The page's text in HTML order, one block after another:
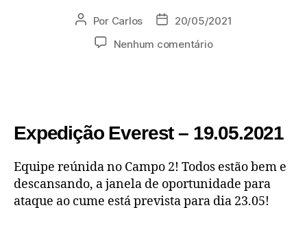
Por Carlos
20/05/2021
Nenhum comentário
Expedição Everest – 19.05.2021
Equipe reúnida no Campo 2! Todos estão bem e
descansando, a janela de oportunidade para
ataque ao cume está prevista para dia 23.05!